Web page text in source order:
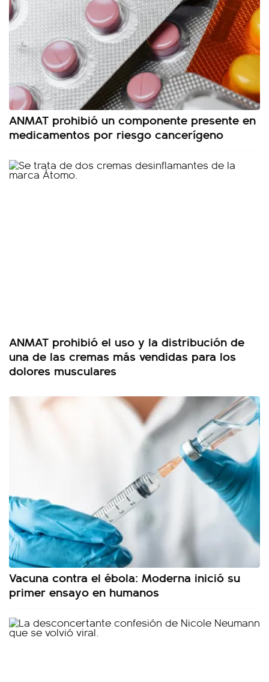
ANMAT prohibió un componente presente en
medicamentos por riesgo cancerígeno
ANMAT prohibió el uso y la distribución de
una de las cremas más vendidas para los
dolores musculares
Vacuna contra el ébola: Moderna inició su
primer ensayo en humanos